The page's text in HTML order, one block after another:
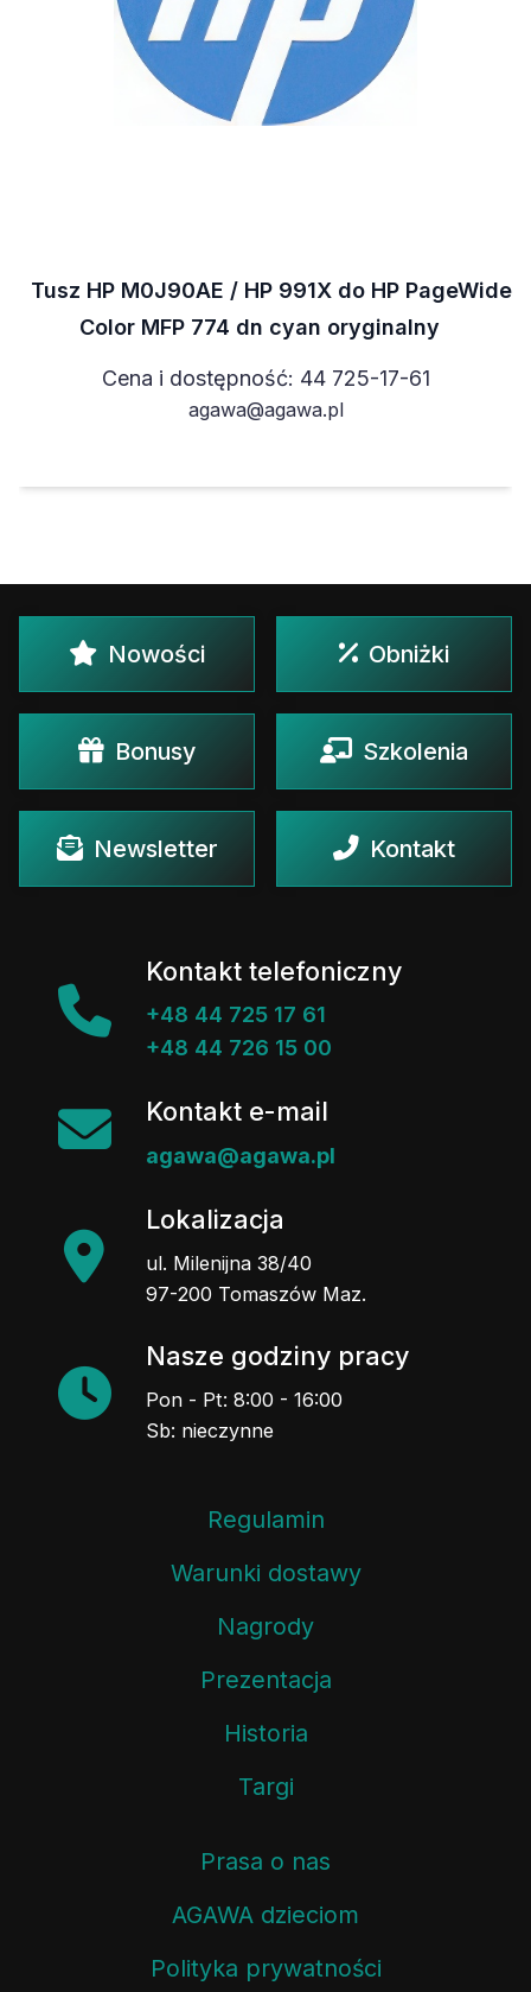
Tusz HP M0J90AE / HP 991X do HP PageWide
Color MFP 774 dn cyan oryginalny
Cena i dostępność: 44 725-17-61
agawa@agawa.pl
Nowości Obniżki
Bonusy Szkolenia
Newsletter Kontakt
Kontakt telefoniczny
+48 44 725 17 61
+48 44 726 15 00
Kontakt e-mail
agawa@agawa.pl
Lokalizacja
ul. Milenijna 38/40
97-200 Tomaszów Maz.
Nasze godziny pracy
Pon - Pt: 8:00 - 16:00
Sb: nieczynne
Regulamin
Warunki dostawy
Nagrody
Prezentacja
Historia
Targi
Prasa o nas
AGAWA dzieciom
Polityka prywatności